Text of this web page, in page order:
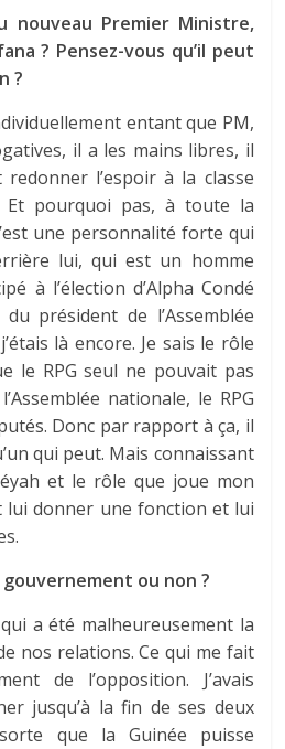
nouveau Premier Ministre,
? Pensez-vous qu’il peut
?
entant que PM,
il a les mains libres, il
l’espoir à la classe
Et pourquoi pas, à toute la
une personnalité forte qui
lui, qui est un homme
à l’élection d’Alpha Condé
président de l’Assemblée
là encore. Je sais le rôle
le RPG seul ne pouvait pas
nationale, le RPG
Donc par rapport à ça, il
qui peut. Mais connaissant
et le rôle que joue mon
lui donner une fonction et lui
ou non ?
qui a été malheureusement la
nos relations. Ce qui me fait
de l’opposition. J’avais
jusqu’à la fin de ses deux
que la Guinée puisse